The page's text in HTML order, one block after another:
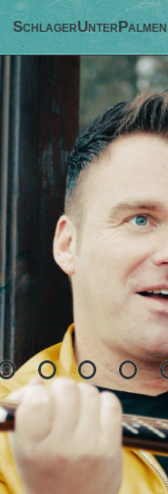
SchlagerUnterPalmen